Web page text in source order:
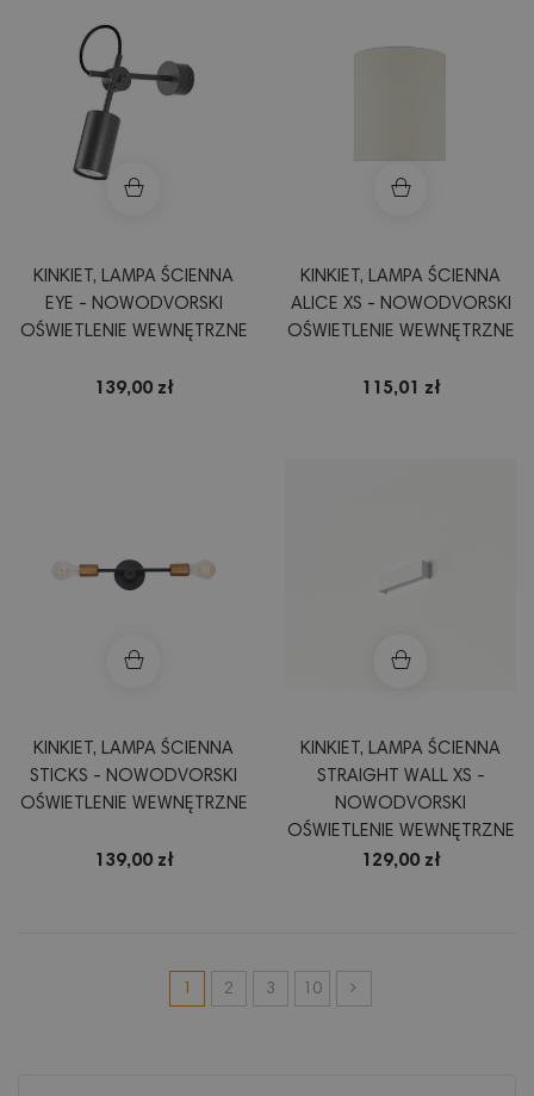
KINKIET, LAMPA ŚCIENNA
EYE - NOWODVORSKI
OŚWIETLENIE WEWNĘTRZNE
139,00 zł
KINKIET, LAMPA ŚCIENNA
ALICE XS - NOWODVORSKI
OŚWIETLENIE WEWNĘTRZNE
115,01 zł
KINKIET, LAMPA ŚCIENNA
STICKS - NOWODVORSKI
OŚWIETLENIE WEWNĘTRZNE
139,00 zł
KINKIET, LAMPA ŚCIENNA
STRAIGHT WALL XS -
NOWODVORSKI
OŚWIETLENIE WEWNĘTRZNE
129,00 zł
1 2 3 10